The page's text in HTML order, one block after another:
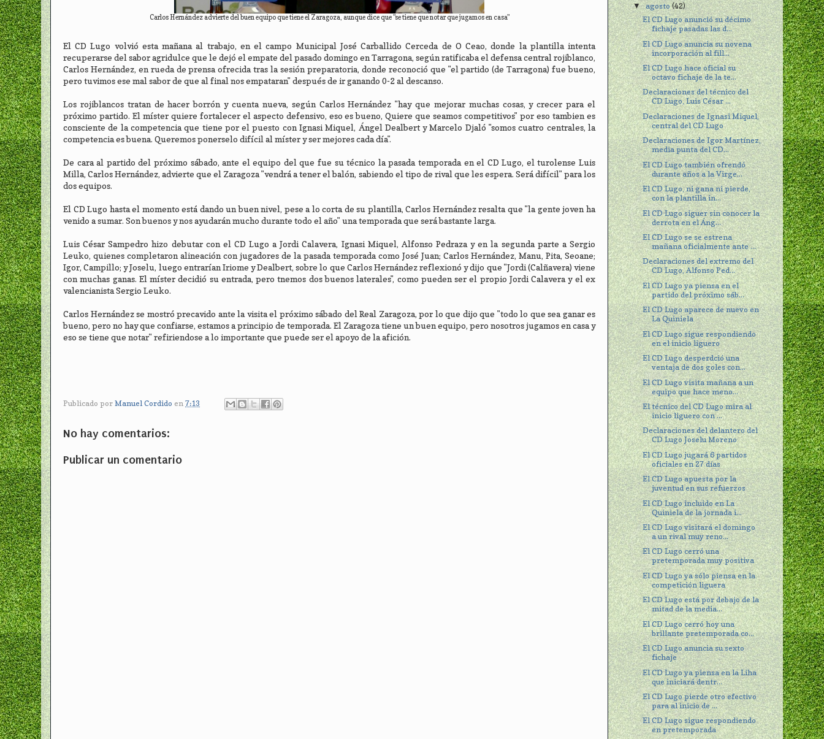
Carlos Hernández advierte del buen equipo que tiene el Zaragoza, aunque dice que "se tiene que notar que jugamos en casa"
El CD Lugo volvió esta mañana al trabajo, en el campo Municipal José Carballido Cerceda de O Ceao, donde la plantilla intenta
recuperarse del sabor agridulce que le dejó el empate del pasado domingo en Tarragona, según ratificaba el defensa central rojiblanco,
Carlos Hernández, en rueda de prensa ofrecida tras la sesión preparatoria, donde reconoció que "el partido (de Tarragona) fue bueno,
pero tuvimos ese mal sabor de que al final nos empataran" después de ir ganando 0-2 al descanso.
Los rojiblancos tratan de hacer borrón y cuenta nueva, según Carlos Hernández "hay que mejorar muchas cosas, y crecer para el
próximo partido. El míster quiere fortalecer el aspecto defensivo, eso es bueno, Quiere que seamos competitivos" por eso tambien es
consciente de la competencia que tiene por el puesto con Ignasi Miquel, Ángel Dealbert y Marcelo Djaló "somos cuatro centrales, la
competencia es buena. Queremos ponerselo difícil al míster y ser mejores cada día".
De cara al partido del próximo sábado, ante el equipo del que fue su técnico la pasada temporada en el CD Lugo, el turolense Luis
Milla, Carlos Hernández, advierte que el Zaragoza "vendrá a tener el balón, sabiendo el tipo de rival que les espera. Será difícil" para los
dos equipos.
El CD Lugo hasta el momento está dando un buen nivel, pese a lo corta de su plantilla, Carlos Hernández resalta que "la gente joven ha
venido a sumar. Son buenos y nos ayudarán mucho durante todo el año" una temporada que será bastante larga.
Luis César Sampedro hizo debutar con el CD Lugo a Jordi Calavera, Ignasi Miquel, Alfonso Pedraza y en la segunda parte a Sergio
Leuko, quienes completaron alineación con jugadores de la pasada temporada como José Juan; Carlos Hernández, Manu, Pita, Seoane;
Igor, Campillo; y Joselu, luego entrarían Iriome y Dealbert, sobre lo que Carlos Hernández reflexionó y dijo que "Jordi (Calñavera) viene
con muchas ganas. El míster decidió su entrada, pero tnemos dos buenos laterales", como pueden ser el propio Jordi Calavera y el ex
valencianista Sergio Leuko.
Carlos Hernández se mostró precavido ante la visita el próximo sábado del Real Zaragoza, por lo que dijo que "todo lo que sea ganar es
bueno, pero no hay que confiarse, estamos a principio de temporada. El Zaragoza tiene un buen equipo, pero nosotros jugamos en casa y
eso se tiene que notar" refiriendose a lo importante que puede ser el apoyo de la afición.
Publicado por Manuel Cordido en 7:13
No hay comentarios:
Publicar un comentario
▼agosto(42)
El CD Lugo anunció su décimo
fichaje pasadas las d...
El CD Lugo anuncia su novena
incorporación al fill...
El CD Lugo hace oficial su
octavo fichaje de la te...
Declaraciones del técnico del
CD Lugo, Luis César ...
Declaraciones de Ignasi Miquel,
central del CD Lugo
Declaraciones de Igor Martínez,
media punta del CD...
El CD Lugo también ofrendó
durante años a la Virge...
El CD Lugo, ni gana ni pierde,
con la plantilla in...
El CD Lugo siguer sin conocer la
derrota en el Áng...
El CD Lugo se se estrena
mañana oficialmente ante ...
Declaraciones del extremo del
CD Lugo, Alfonso Ped...
El CD Lugo ya piensa en el
partido del próximo sáb...
El CD Lugo aparece de nuevo en
La Quiniela
El CD Lugo sigue respondiendo
en el inicio liguero
El CD Lugo desperdció una
ventaja de dos goles con...
El CD Lugo visita mañana a un
equipo que hace meno...
El técnico del CD Lugo mira al
inicio liguero con ...
Declaraciones del delantero del
CD Lugo Joselu Moreno
El CD Lugo jugará 6 partidos
oficiales en 27 días
El CD Lugo apuesta por la
juventud en sus refuerzos
El CD Lugo incluido en La
Quiniela de la jornada i...
El CD Lugo visitará el domingo
a un rival muy reno...
El CD Lugo cerró una
pretemporada muy positiva
El CD Lugo ya sólo piensa en la
competición liguera
El CD Lugo está por debajo de la
mitad de la media...
El CD Lugo cerró hoy una
brillante pretemporada co...
El CD Lugo anuncia su sexto
fichaje
El CD Lugo ya piensa en la Liha
que iniciará dentr...
El CD Lugo pierde otro efectivo
para al inicio de ...
El CD Lugo sigue respondiendo
en pretemporada